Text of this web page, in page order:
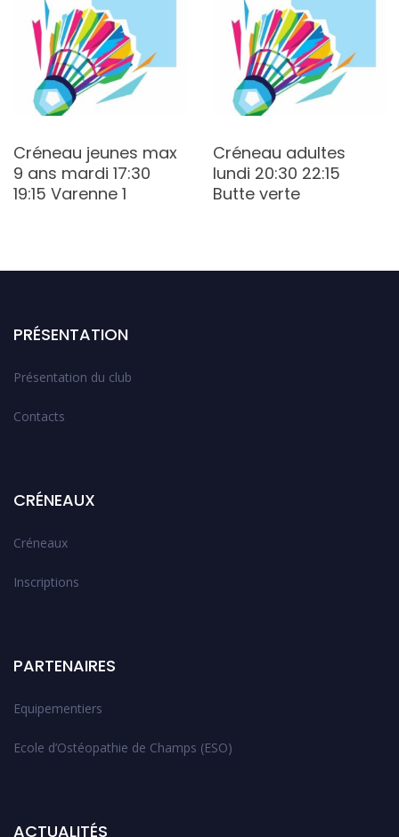
Créneau jeunes max
9 ans mardi 17:30
19:15 Varenne 1
Créneau adultes
lundi 20:30 22:15
Butte verte
PRÉSENTATION
Présentation du club
Contacts
CRÉNEAUX
Créneaux
Inscriptions
PARTENAIRES
Equipementiers
Ecole d’Ostéopathie de Champs (ESO)
ACTUALITÉS